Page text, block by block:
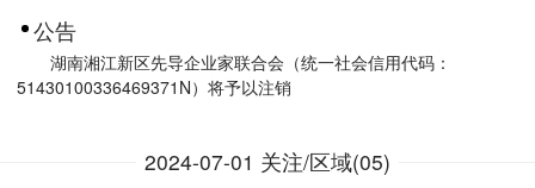
公告
湖南湘江新区先导企业家联合会（统一社会信用代码：
51430100336469371N）将予以注销
2024-07-01 关注/区域(05)